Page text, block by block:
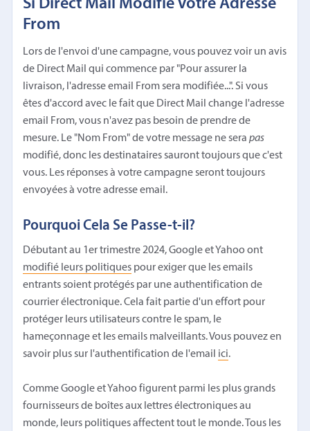
Si Direct Mail Modifie Votre Adresse
From
Lors de l'envoi d'une campagne, vous pouvez voir un avis
de Direct Mail qui commence par "Pour assurer la
livraison, l'adresse email From sera modifiée...". Si vous
êtes d'accord avec le fait que Direct Mail change l'adresse
email From, vous n'avez pas besoin de prendre de
mesure. Le "Nom From" de votre message ne serapas
modifié, donc les destinataires sauront toujours que c'est
vous. Les réponses à votre campagne seront toujours
envoyées à votre adresse email.
Pourquoi Cela Se Passe-t-il?
Débutant au 1er trimestre 2024, Google et Yahoo ont
modifié leurs politiques pour exiger que les emails
entrants soient protégés par une authentification de
courrier électronique. Cela fait partie d'un effort pour
protéger leurs utilisateurs contre le spam, le
hameçonnage et les emails malveillants. Vous pouvez en
savoir plus sur l'authentification de l'email ici.
Comme Google et Yahoo figurent parmi les plus grands
fournisseurs de boîtes aux lettres électroniques au
monde, leurs politiques affectent tout le monde. Tous les